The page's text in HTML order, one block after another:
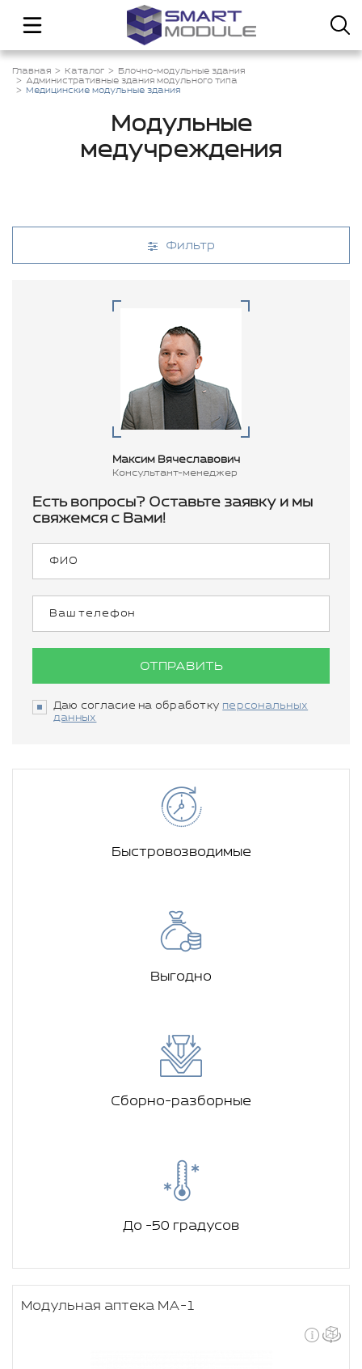
Главная Каталог
Блочно-модульные здания
Административные здания модульного типа
Медицинские модульные здания
Модульные
медучреждения
Фильтр
Максим Вячеславович
Консультант-менеджер
Есть вопросы? Оставьте заявку и мы
свяжемся с Вами!
ОТПРАВИТЬ
Даю согласие на обработку персональных
данных
Быстровозводимые
Выгодно
Сборно-разборные
До -50 градусов
Модульная аптека МА-1